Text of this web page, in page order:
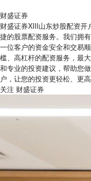
财盛证券
财盛证券XIII山东炒股配资
捷的股票配资服务。我们拥
一位客户的资金安全和交易
槛、高杠杆的配资服务，最
和专业的投资建议，帮助您
户，让您的投资更轻松、更高
关注 财盛证券